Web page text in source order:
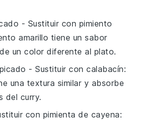
- Sustituir con pimiento
amarillo tiene un sabor
un color diferente al plato.
- Sustituir concalabacín:
una textura similar y absorbe
del curry.
con pimienta de cayena: